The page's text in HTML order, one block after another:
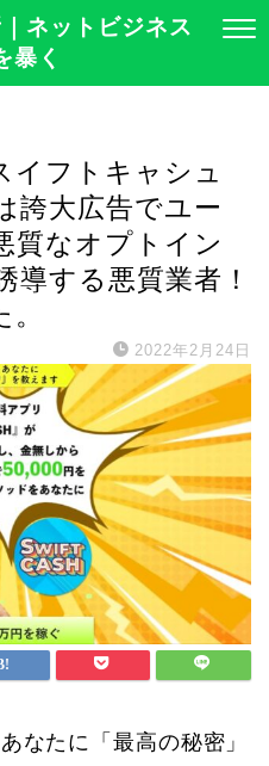
ネットビジネス
暴く
イフトキャシュ
誇大広告でユー
質なオプトイン
導する悪質業者！
2022年2月24日
なたに「最高の秘密」